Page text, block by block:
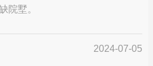
院墅。
2024-07-05